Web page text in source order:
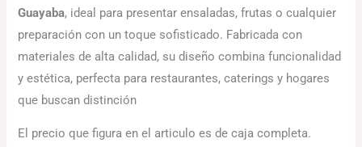
Guayaba, ideal para presentar ensaladas, frutas o cualquier
preparación con un toque sofisticado. Fabricada con
materiales de alta calidad, su diseño combina funcionalidad
y estética, perfecta para restaurantes, caterings y hogares
que buscan distinción
El precio que figura en el articulo es de caja completa.